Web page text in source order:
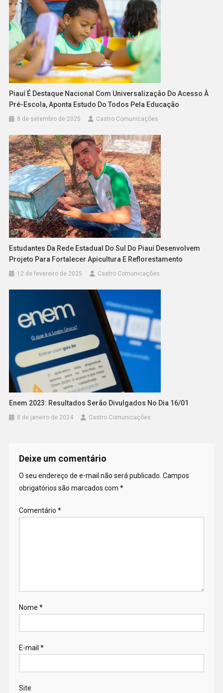
Piauí É Destaque Nacional Com Universalização Do Acesso À
Pré-Escola, Aponta Estudo Do Todos Pela Educação
8 de setembro de 2025 Castro Comunicações
Estudantes Da Rede Estadual Do Sul Do Piauí Desenvolvem
Projeto Para Fortalecer Apicultura E Reflorestamento
12 de fevereiro de 2025 Castro Comunicações
Enem 2023: Resultados Serão Divulgados No Dia 16/01
8 de janeiro de 2024 Castro Comunicações
Deixe um comentário
O seu endereço de e-mail não será publicado. Campos
obrigatórios são marcados com *
Comentário *
Nome *
E-mail *
Site